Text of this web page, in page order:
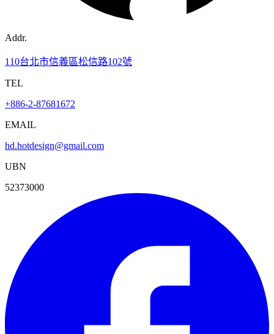
Addr.
110台北市信義區松信路102號
TEL
+886-2-87681672
EMAIL
hd.hotdesign@gmail.com
UBN
52373000